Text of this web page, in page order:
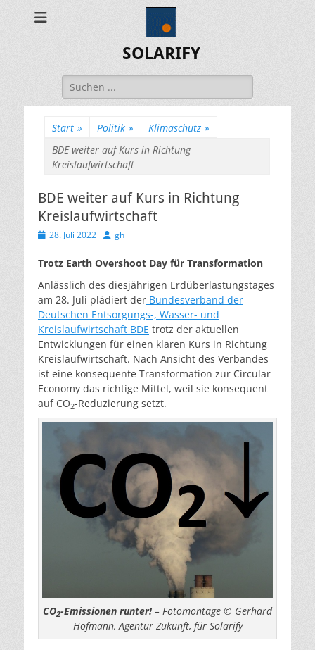
SOLARIFY
Suchen
nach:
Start » Politik » Klimaschutz »
BDE weiter auf Kurs in Richtung
Kreislaufwirtschaft
BDE weiter auf Kurs in Richtung
Kreislaufwirtschaft
Veröffentlicht
28. Juli 2022 Autor
gh
Trotz Earth Overshoot Day für Transformation
Anlässlich des diesjährigen Erdüberlastungstages
am 28. Juli plädiert der Bundesverband der
Deutschen Entsorgungs-, Wasser- und
Kreislaufwirtschaft BDE trotz der aktuellen
Entwicklungen für einen klaren Kurs in Richtung
Kreislaufwirtschaft. Nach Ansicht des Verbandes
ist eine konsequente Transformation zur Circular
Economy das richtige Mittel, weil sie konsequent
auf CO2-Reduzierung setzt.
CO2-Emissionen runter!– Fotomontage © Gerhard
Hofmann, Agentur Zukunft, für Solarify